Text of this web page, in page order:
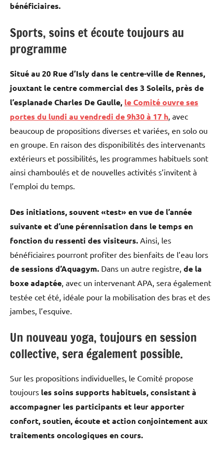
bénéficiaires.
Sports, soins et écoute toujours au
programme
Situé au 20 Rue d’Isly dans le centre-ville de Rennes,
jouxtant le centre commercial des 3 Soleils, près de
l’esplanade Charles De Gaulle, le Comité ouvre ses
portes du lundi au vendredi de 9h30 à 17 h, avec
beaucoup de propositions diverses et variées, en solo ou
en groupe. En raison des disponibilités des intervenants
extérieurs et possibilités, les programmes habituels sont
ainsi chamboulés et de nouvelles activités s’invitent à
l’emploi du temps.
Des initiations, souvent «test» en vue de l’année
suivante et d’une pérennisation dans le temps en
fonction du ressenti des visiteurs. Ainsi, les
bénéficiaires pourront profiter des bienfaits de l’eau lors
de sessions d’Aquagym. Dans un autre registre, de la
boxe adaptée, avec un intervenant APA, sera également
testée cet été, idéale pour la mobilisation des bras et des
jambes, l’esquive.
Un nouveau yoga, toujours en session
collective, sera également possible.
Sur les propositions individuelles, le Comité propose
toujours les soins supports habituels, consistant à
accompagner les participants et leur apporter
confort, soutien, écoute et action conjointement aux
traitements oncologiques en cours.